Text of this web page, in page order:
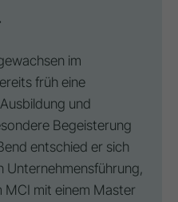
im
früh eine
und
Begeisterung
entschied er sich
Unternehmensführung,
MCI mit einem Master